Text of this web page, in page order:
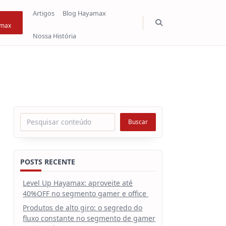
Artigos Blog Hayamax
Nossa História
Pesquisar Buscar
POSTS RECENTE
Level Up Hayamax: aproveite até
40%OFF no segmento gamer e office
Produtos de alto giro: o segredo do
fluxo constante no segmento de gamer